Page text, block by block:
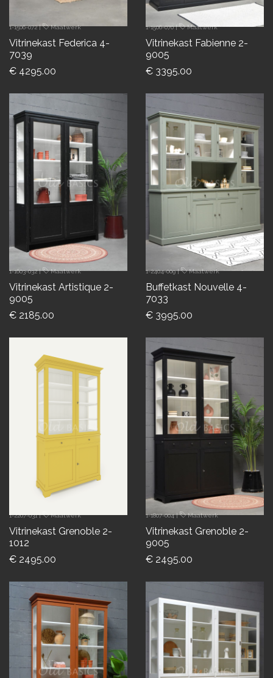
1-1506-072| Maatwerk
Vitrinekast Federica 4-
7039
€ 4295.00
1-1506-070| Maatwerk
Vitrinekast Fabienne 2-
9005
€ 3395.00
1-1603-032| Maatwerk
Vitrinekast Artistique 2-
9005
€ 2185.00
1-2404-009| Maatwerk
Buffetkast Nouvelle 4-
7033
€ 3995.00
1-2207-031| Maatwerk
Vitrinekast Grenoble 2-
1012
€ 2495.00
1-1807-004| Maatwerk
Vitrinekast Grenoble 2-
9005
€ 2495.00